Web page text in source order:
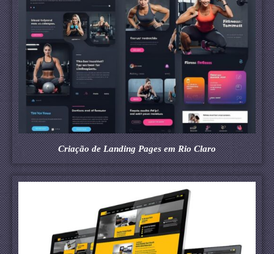
Criação de Landing Pages em Rio Claro